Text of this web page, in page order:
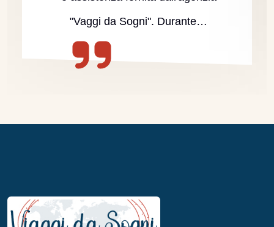
"Vaggi da Sogni". Durante…